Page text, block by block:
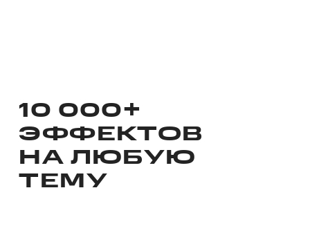
10 000+
ЭФФЕКТОВ
НА ЛЮБУЮ
ТЕМУ